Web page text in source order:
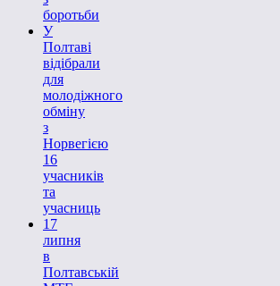
боротьби
У
Полтаві
відібрали
для
молодіжного
обміну
з
Норвегією
16
учасників
та
учасниць
17
липня
в
Полтавській